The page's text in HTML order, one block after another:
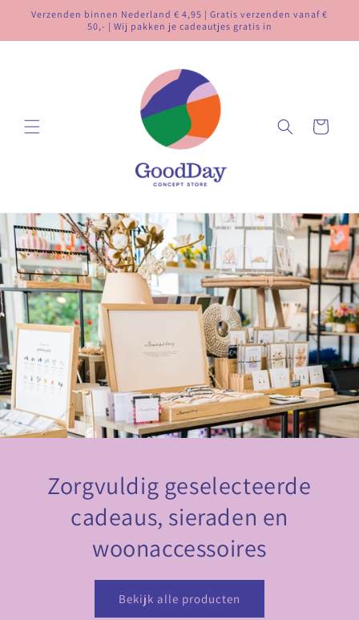
naar de
Verzenden binnen Nederland € 4,95 | Gratis verzenden vanaf €
50,- | Wij pakken je cadeautjes gratis in
Winkelwagen
Zorgvuldig geselecteerde
cadeaus, sieraden en
woonaccessoires
Bekijk alle producten